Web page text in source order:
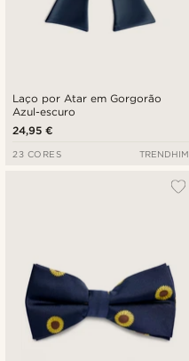
Laço por Atar em Gorgorão
Azul-escuro
24,95 €
23 CORES TRENDHIM